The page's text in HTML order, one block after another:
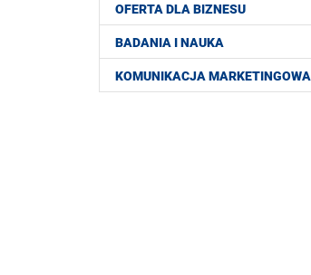
OFERTA DLA BIZNESU
BADANIA I NAUKA
KOMUNIKACJA MARKETINGOWA